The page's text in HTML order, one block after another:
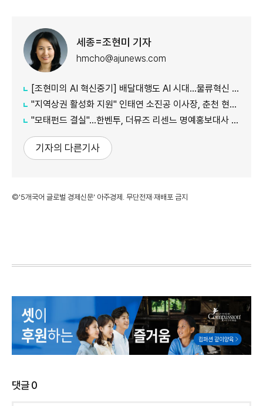
세종=조현미 기자
hmcho@ajunews.com
[조현미의 AI 혁신중기] 배달대행도 AI 시대…물류혁신 선도하는 부릉
"지역상권 활성화 지원" 인태연 소진공 이사장, 춘천 현장방문
"모태펀드 결실"…한벤투, 더뮤즈 리센느 명예홍보대사 임명
기자의 다른기사
©'5개국어 글로벌 경제신문' 아주경제. 무단전재·재배포 금지
댓글0